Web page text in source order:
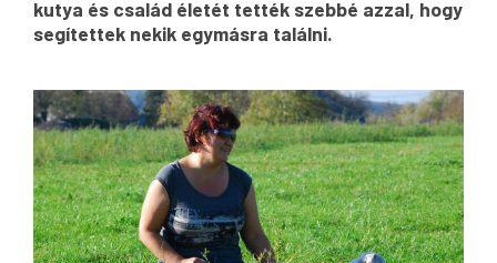
kutya és család életét tették szebbé azzal, hogy
segítettek nekik egymásra találni.